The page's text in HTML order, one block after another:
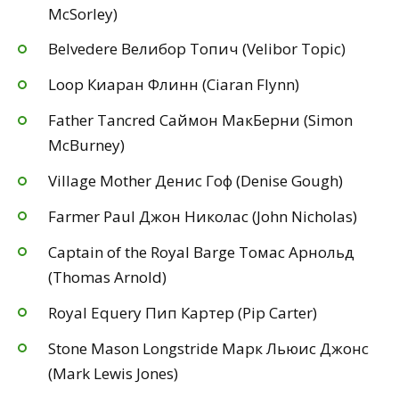
McSorley)
Belvedere Велибор Топич (Velibor Topic)
Loop Киаран Флинн (Ciaran Flynn)
Father Tancred Саймон МакБерни (Simon
McBurney)
Village Mother Денис Гоф (Denise Gough)
Farmer Paul Джон Николас (John Nicholas)
Captain of the Royal Barge Томас Арнольд
(Thomas Arnold)
Royal Equery Пип Картер (Pip Carter)
Stone Mason Longstride Марк Льюис Джонс
(Mark Lewis Jones)